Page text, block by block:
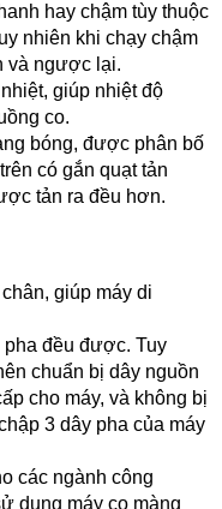
hay chậm tùy thuộc
nhiên khi chạy chậm
và ngược lại.
giúp nhiệt độ
co.
bóng, được phân bố
có gắn quạt tản
tản ra đều hơn.
giúp máy di
pha đều được. Tuy
chuẩn bị dây nguồn
cho máy, và không bị
3 dây pha của máy
các ngành công
dụng máy co màng